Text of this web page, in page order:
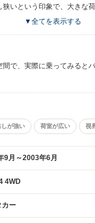
いという印象で、大きな
▼全てを表示する
で、実際に乗ってみると
しが強い 荷室が広い 視
9月～2003年6月
4WD
カー